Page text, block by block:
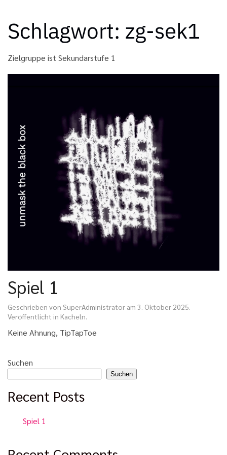
Schlagwort: zg-sek1
Zielgruppe ist Sekundarstufe 1
Spiel 1
Geschrieben von SuperAdministrator am 3. Oktober 2025.
Veröffentlicht in Kacheln.
Keine Ahnung, TipTapToe
Suchen
Suchen
Recent Posts
Spiel 1